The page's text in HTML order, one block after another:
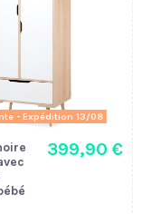
- Expédition 13/08
399,90 €